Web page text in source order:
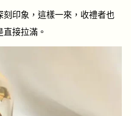
印象，這樣一來，收禮者也
接拉滿。